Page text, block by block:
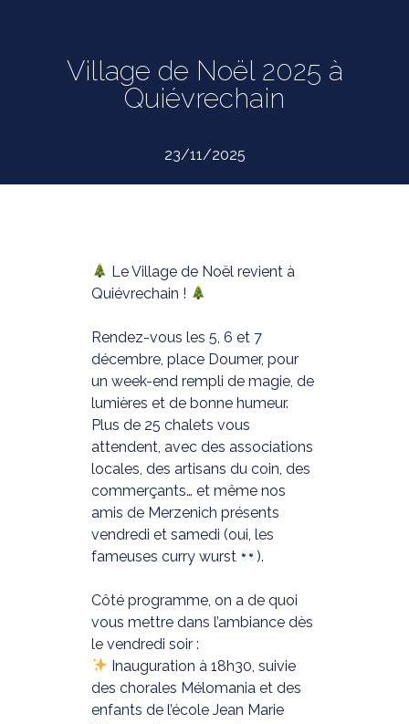
Village de Noël 2025 à
Quiévrechain
23/11/2025
Le Village de Noël revient à
Quiévrechain !
Rendez-vous les 5, 6 et 7
décembre, place Doumer, pour
un week-end rempli de magie, de
lumières et de bonne humeur.
Plus de 25 chalets vous
attendent, avec des associations
locales, des artisans du coin, des
commerçants… et même nos
amis de Merzenich présents
vendredi et samedi (oui, les
fameuses curry wurst
).
Côté programme, on a de quoi
vous mettre dans l’ambiance dès
le vendredi soir :
Inauguration à 18h30, suivie
des chorales Mélomania et des
enfants de l’école Jean Marie